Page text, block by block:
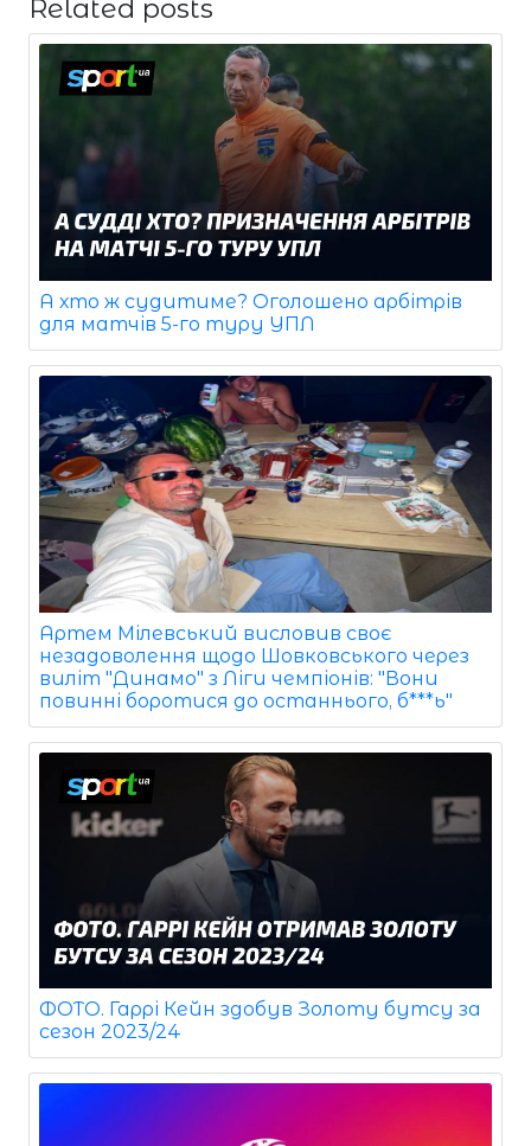
Related posts
А хто ж судитиме? Оголошено арбітрів
для матчів 5-го туру УПЛ
Артем Мілевський висловив своє
незадоволення щодо Шовковського через
виліт "Динамо" з Ліги чемпіонів: "Вони
повинні боротися до останнього, б***ь"
ФОТО. Гаррі Кейн здобув Золоту бутсу за
сезон 2023/24